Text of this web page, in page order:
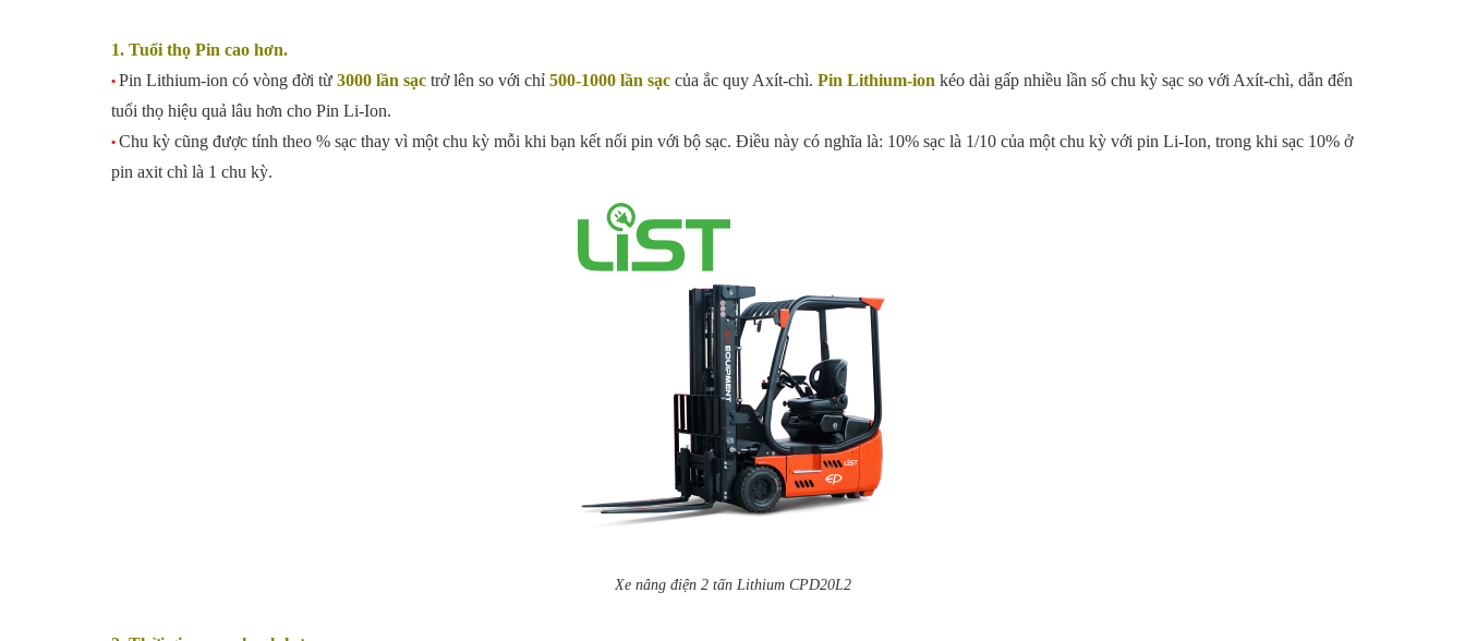
1. Tuổi thọ Pin cao hơn.
• Pin Lithium-ion có vòng đời từ 3000 lần sạc trở lên so với chỉ 500-1000 lần sạc của ắc quy Axít-chì. Pin Lithium-ion kéo dài gấp nhiều lần số chu kỳ sạc so với Axít-chì, dẫn đến
tuổi thọ hiệu quả lâu hơn cho Pin Li-Ion.
• Chu kỳ cũng được tính theo % sạc thay vì một chu kỳ mỗi khi bạn kết nối pin với bộ sạc. Điều này có nghĩa là: 10% sạc là 1/10 của một chu kỳ với pin Li-Ion, trong khi sạc 10% ở
pin axit chì là 1 chu kỳ.
Xe nâng điện 2 tấn Lithium CPD20L2